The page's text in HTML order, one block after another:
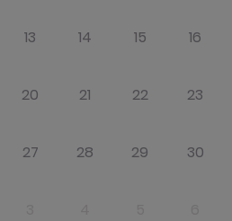
13 14 15 16
20 21 22 23
27 28 29 30